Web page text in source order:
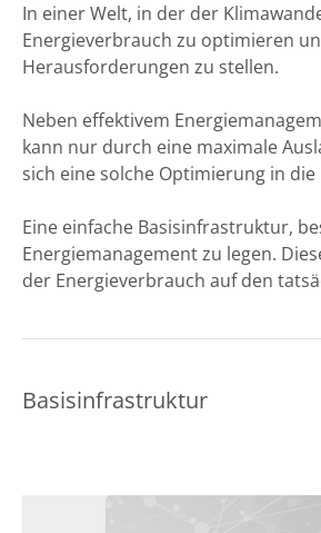
In einer Welt, in der der
Energieverbrauch zu optimieren
Herausforderungen zu stellen.
Neben effektivem
kann nur durch eine maximale
sich eine solche Optimierung in
Eine einfache Basisinfrastruktur,
Energiemanagement zu legen.
der Energieverbrauch auf den
Basisinfrastruktur